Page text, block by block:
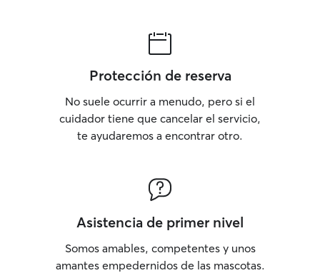
Protección de reserva
No suele ocurrir a menudo, pero si el
cuidador tiene que cancelar el servicio,
te ayudaremos a encontrar otro.
Asistencia de primer nivel
Somos amables, competentes y unos
amantes empedernidos de las mascotas.